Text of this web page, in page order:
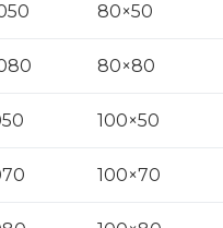
80×50
80×80
100×50
100×70